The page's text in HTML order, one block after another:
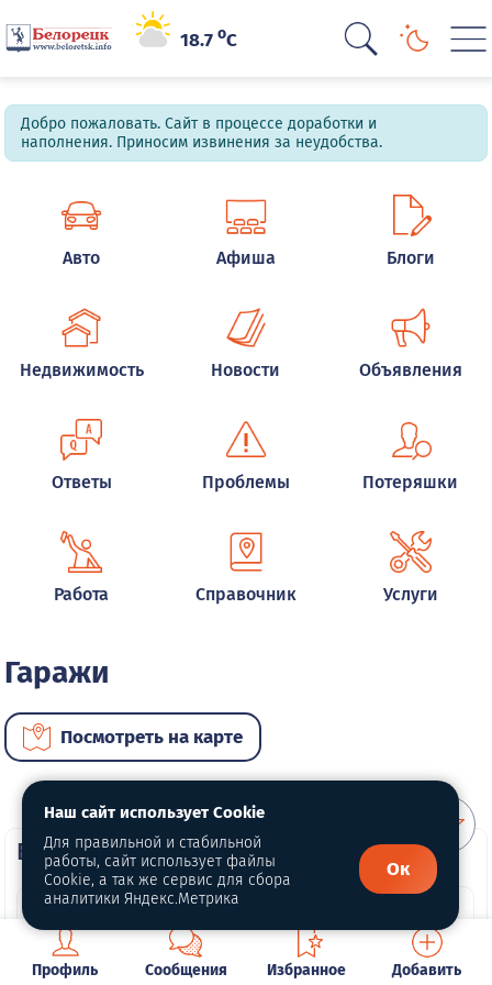
18.7oC
Добро пожаловать. Сайт в процессе доработки и
наполнения. Приносим извинения за неудобства.
Авто Афиша Блоги
Недвижимость Новости Объявления
Ответы Проблемы Потеряшки
Работа Справочник Услуги
Гаражи
Посмотреть на карте
ВИП недвижимость
Профиль Сообщения Избранное Добавить
Наш сайт использует Cookie
Для правильной и стабильной
работы, сайт использует файлы
Cookie, а так же сервис для сбора
аналитики Яндекс.Метрика
Ок